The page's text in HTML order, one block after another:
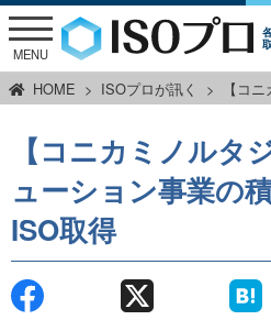
MENU
HOME ISOプロが訊く 【コ
【コニカミノルタ
ューション事業の
ISO取得